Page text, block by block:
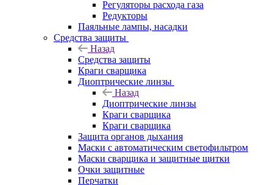
Регуляторы расхода газа
Редукторы
Паяльные лампы, насадки
Средства защиты
Назад
Средства защиты
Краги сварщика
Диоптрические линзы
Назад
Диоптрические линзы
Краги сварщика
Краги сварщика
Защита органов дыхания
Маски с автоматическим светофильтром
Маски сварщика и защитные щитки
Очки защитные
Перчатки